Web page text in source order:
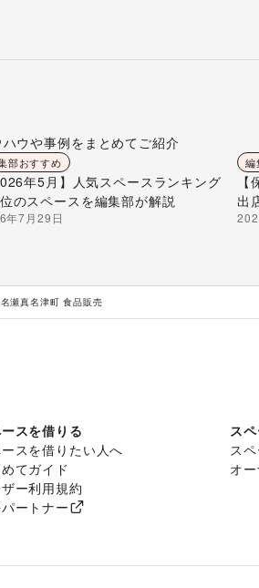
ウや事例をまとめてご紹介
部おすすめ
年5月】人気スペースランキング
位のスペースを編集部が解説
年7月29日
編
出
瀬真名津町 食品販売
スを借りる
スを借りたい人へ
てガイド
ー利用規約
ートナー
ス
ス
オ